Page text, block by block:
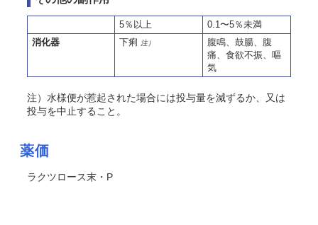
5％以上
0.1〜5％未満
消化器
下痢 注）
腹鳴、鼓腸、腹
痛、食欲不振、嘔
気
注）水様便が惹起された場合には投与量を減ずるか、又は
投与を中止すること。
薬価
ラクツロース末・P